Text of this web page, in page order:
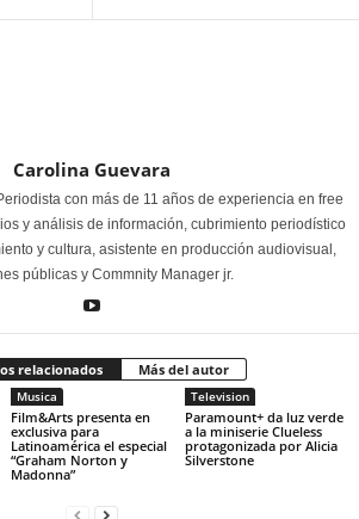
Carolina Guevara
con más de 11 años de experiencia en free
y análisis de información, cubrimiento periodístico
y cultura, asistente en producción audiovisual,
públicas y Commnity Manager jr.
relacionados Más del autor
Musica
Film&Arts presenta en
exclusiva para
Latinoamérica el especial
“Graham Norton y
Madonna”
Television
Paramount+ da luz verde
a la miniserie Clueless
protagonizada por Alicia
Silverstone